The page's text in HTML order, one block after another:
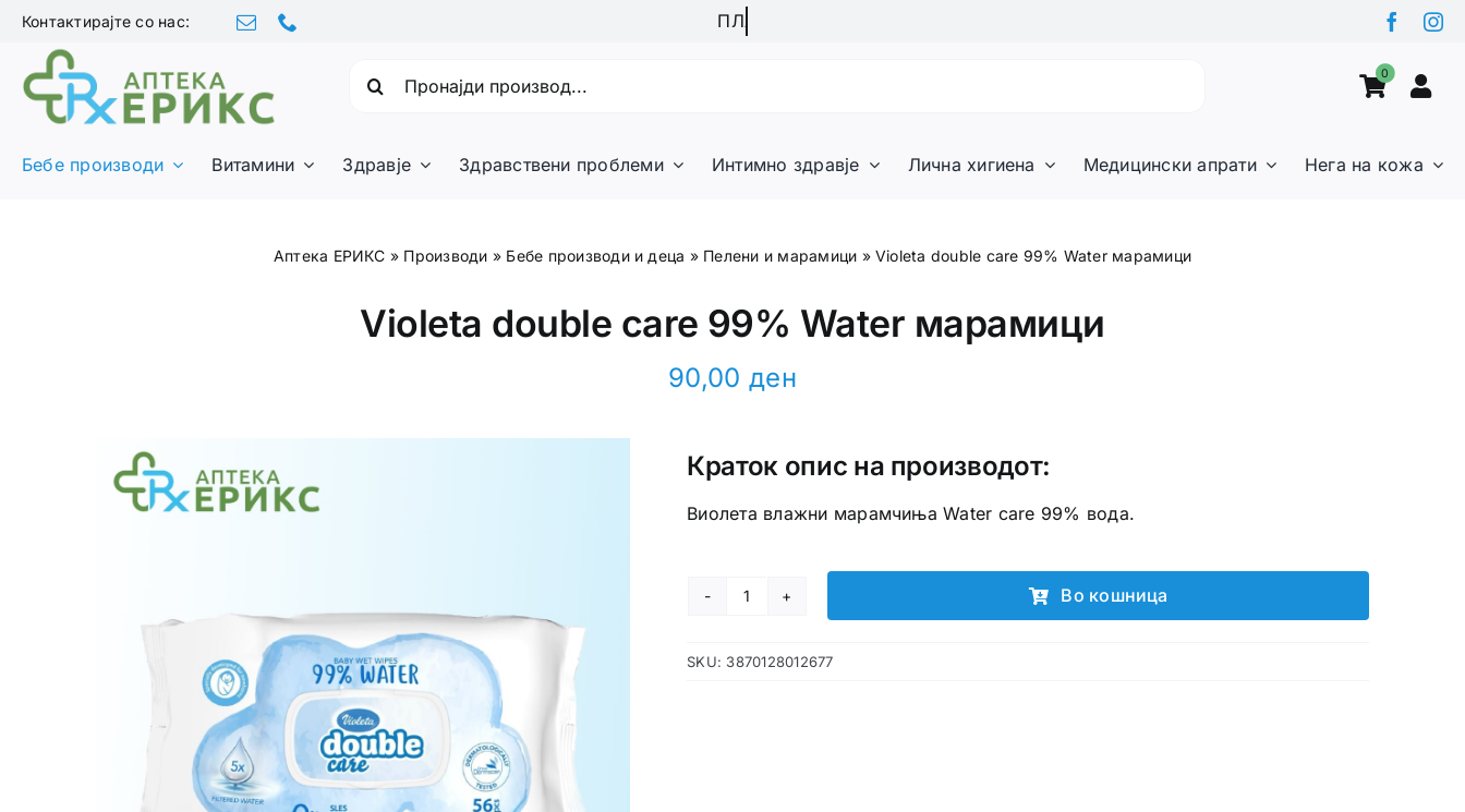
Skip
content
Контактирајте со нас:
0
Бебе производи Витамини Здравје Здравствени проблеми Интимно здравје Лична хигиена Медицински апрати Нега на кожа
Аптека ЕРИКС » Производи » Бебе производи и деца » Пелени и марамици » Violeta double care 99% Water марамици
Violeta double care 99% Water марамици
90,00ден
Краток опис на производот:
Виолета влажни марамчиња Water care 99% вода.
Violeta
care
Во кошница
SKU: 3870128012677